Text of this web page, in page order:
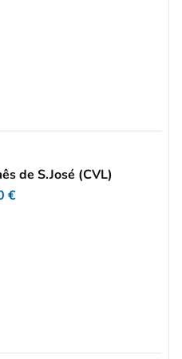
de S.José (CVL)
€